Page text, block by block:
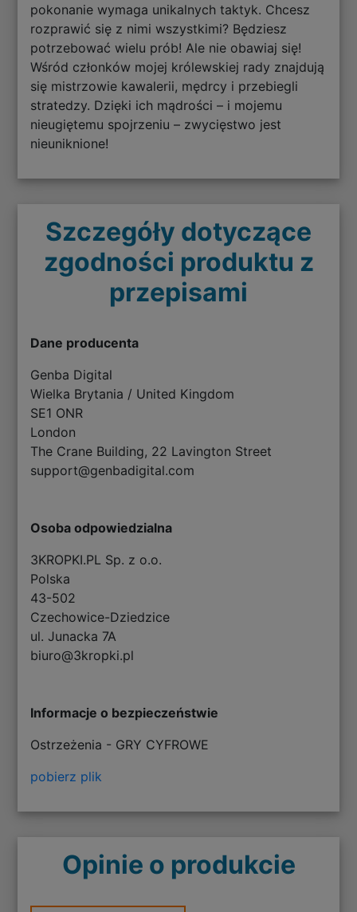
pokonanie wymaga unikalnych taktyk. Chcesz
rozprawić się z nimi wszystkimi? Będziesz
potrzebować wielu prób! Ale nie obawiaj się!
Wśród członków mojej królewskiej rady znajdują
się mistrzowie kawalerii, mędrcy i przebiegli
stratedzy. Dzięki ich mądrości – i mojemu
nieugiętemu spojrzeniu – zwycięstwo jest
nieuniknione!
Szczegóły dotyczące
zgodności produktu z
przepisami
Dane producenta
Genba Digital
Wielka Brytania / United Kingdom
SE1 ONR
London
The Crane Building, 22 Lavington Street
support@genbadigital.com
Osoba odpowiedzialna
3KROPKI.PL Sp. z o.o.
Polska
43-502
Czechowice-Dziedzice
ul. Junacka 7A
biuro@3kropki.pl
Informacje o bezpieczeństwie
Ostrzeżenia - GRY CYFROWE
pobierz plik
Opinie o produkcie